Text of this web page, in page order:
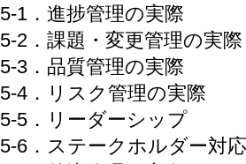
5-1．進捗管理の実際
5-2．課題・変更管理の実際
5-3．品質管理の実際
5-4．リスク管理の実際
5-5．リーダーシップ
5-6．ステークホルダー対応